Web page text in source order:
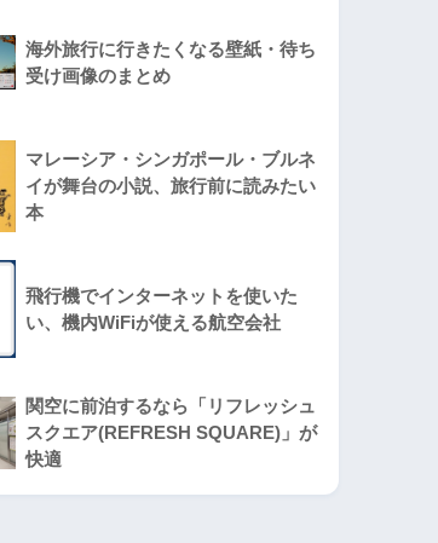
海外旅行に行きたくなる壁紙・待ち
受け画像のまとめ
マレーシア・シンガポール・ブルネ
イが舞台の小説、旅行前に読みたい
本
飛行機でインターネットを使いた
い、機内WiFiが使える航空会社
関空に前泊するなら「リフレッシュ
スクエア(REFRESH SQUARE)」が
快適